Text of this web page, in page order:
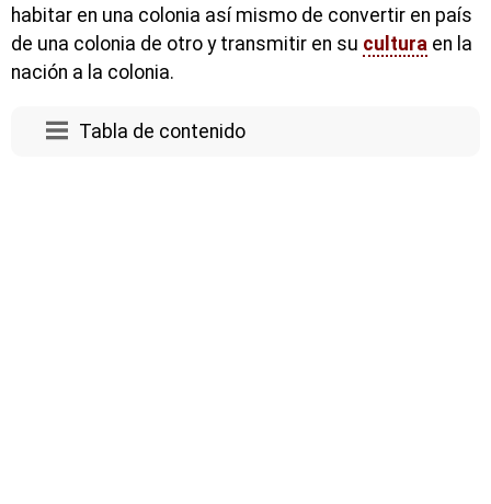
habitar en una colonia así mismo de convertir en país
de una colonia de otro y transmitir en su cultura en la
nación a la colonia.
Tabla de contenido